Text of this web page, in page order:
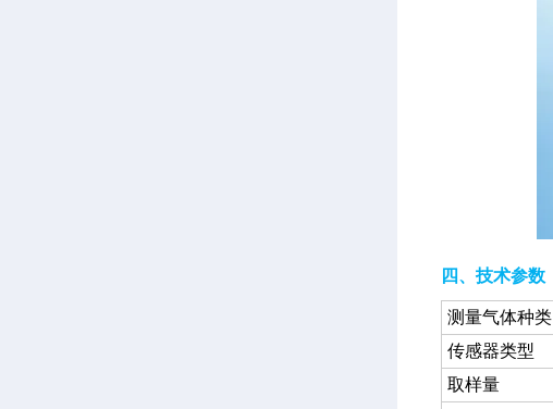
四、技术参数
测量气体种类
传感器类型
取样量